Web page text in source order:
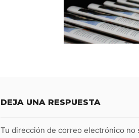
DEJA UNA RESPUESTA
Tu dirección de correo electrónico no